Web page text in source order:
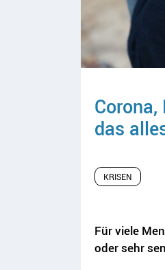
das
KRISEN
Für viele
oder sehr